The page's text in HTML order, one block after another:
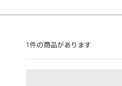
1件の商品があります